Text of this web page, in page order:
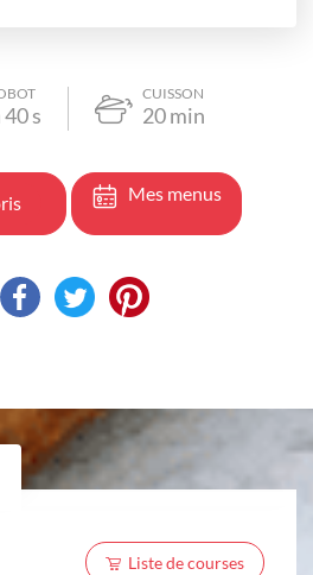
40s
CUISSON
20min
Mes menus
Liste de courses